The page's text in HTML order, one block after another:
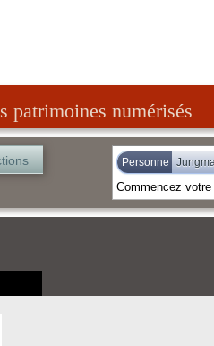
patrimoines numérisés
Personne